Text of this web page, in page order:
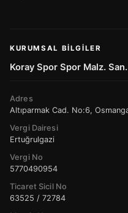
KURUMSAL BILGILER
Koray Spor Spor Malz.
Adres
Altıparmak Cad. No:6,
Vergi Dairesi
Ertuğrulgazi
Vergi No
5770490954
Ticaret Sicil No
63525 / 72784